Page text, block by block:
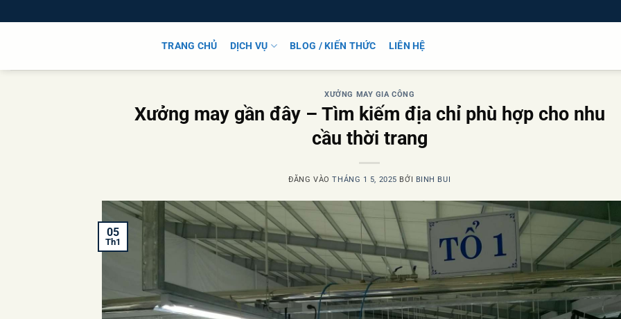
qua
TRANG CHỦ DỊCH VỤ BLOG / KIẾN THỨC LIÊN HỆ
XƯỞNG MAY GIA CÔNG
Xưởng may gần đây – Tìm kiếm địa chỉ phù hợp cho nhu
cầu thời trang
ĐĂNG VÀOTHÁNG 1 5, 2025 BỞI BINH BUI
05
Th1